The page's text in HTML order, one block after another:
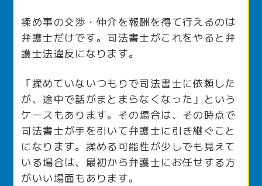
揉め事の交渉・仲介を報酬を得て行えるのは
弁護士だけです。司法書士がこれをやると弁
護士法違反になります。
「揉めていないつもりで司法書士に依頼した
が、途中で話がまとまらなくなった」という
ケースもあります。その場合は、その時点で
司法書士が手を引いて弁護士に引き継ぐこと
になります。揉める可能性が少しでも見えて
いる場合は、最初から弁護士にお任せする方
がいい場面もあります。